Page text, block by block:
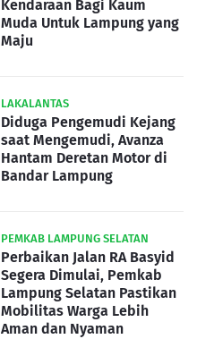
Kendaraan Bagi Kaum
Muda Untuk Lampung yang
Maju
LAKALANTAS
Diduga Pengemudi Kejang
saat Mengemudi, Avanza
Hantam Deretan Motor di
Bandar Lampung
PEMKAB LAMPUNG SELATAN
Perbaikan Jalan RA Basyid
Segera Dimulai, Pemkab
Lampung Selatan Pastikan
Mobilitas Warga Lebih
Aman dan Nyaman